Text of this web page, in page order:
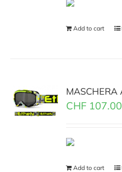
Add to cart
MASCHERA
CHF 107.00
Add to cart